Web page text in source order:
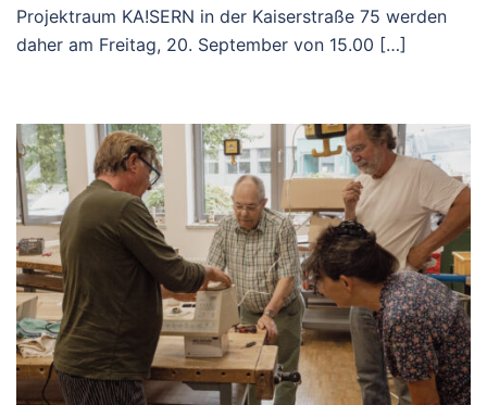
Projektraum KA!SERN in der Kaiserstraße 75 werden
daher am Freitag, 20. September von 15.00 […]